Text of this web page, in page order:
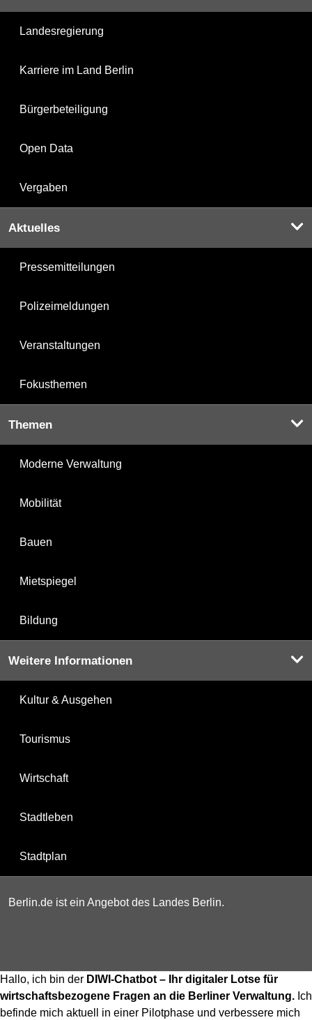
Landesregierung
Karriere im Land Berlin
Bürgerbeteiligung
Open Data
Vergaben
Aktuelles
Pressemitteilungen
Polizeimeldungen
Veranstaltungen
Fokusthemen
Themen
Moderne Verwaltung
Mobilität
Bauen
Mietspiegel
Bildung
Weitere Informationen
Kultur & Ausgehen
Tourismus
Wirtschaft
Stadtleben
Stadtplan
Berlin.de ist ein Angebot des Landes Berlin.
Hallo, ich bin der DIWI-Chatbot – Ihr digitaler Lotse für
wirtschaftsbezogene Fragen an die Berliner Verwaltung. Ich
befinde mich aktuell in einer Pilotphase und verbessere mich